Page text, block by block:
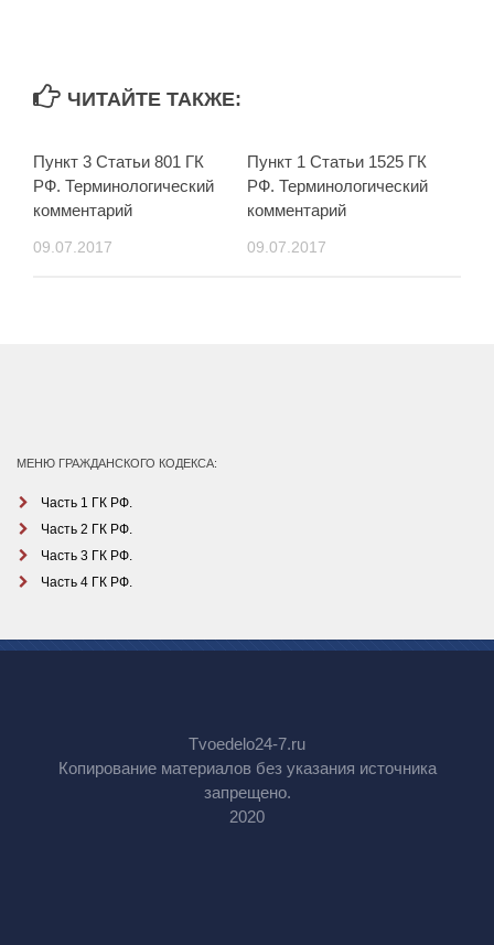
ЧИТАЙТЕ ТАКЖЕ:
Пункт 3 Статьи 801 ГК
РФ. Терминологический
комментарий
09.07.2017
Пункт 1 Статьи 1525 ГК
РФ. Терминологический
комментарий
09.07.2017
МЕНЮ ГРАЖДАНСКОГО КОДЕКСА:
Часть 1 ГК РФ.
Часть 2 ГК РФ.
Часть 3 ГК РФ.
Часть 4 ГК РФ.
Tvoedelo24-7.ru
Копирование материалов без указания источника
запрещено.
2020